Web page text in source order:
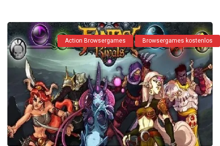
Action Browsergames Browsergames kostenlos